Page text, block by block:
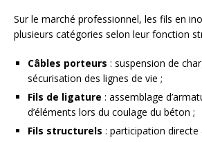
Sur le marché professionnel, les fils en
plusieurs catégories selon leur fonction
Câbles porteurs : suspension de
sécurisation des lignes de vie ;
Fils de ligature : assemblage
d’éléments lors du coulage du béton ;
Fils structurels : participation directe